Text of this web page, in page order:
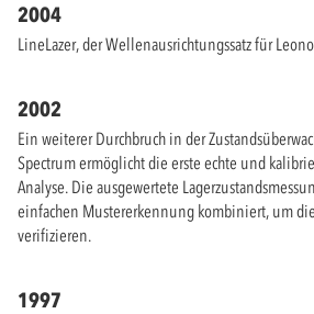
2004
LineLazer, der Wellenausrichtungssatz für
2002
Ein weiterer Durchbruch in der
Spectrum ermöglicht die erste echte und
Analyse. Die ausgewertete
einfachen Mustererkennung kombiniert, um
verifizieren.
1997